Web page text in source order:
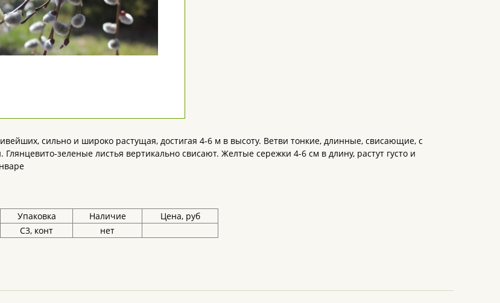
сильно и широко растущая, достигая 4-6 м в высоту. Ветви тонкие, длинные, свисающие, с
зеленые листья вертикально свисают. Желтые сережки 4-6 см в длину, растут густо и
Упаковка Наличие
Цена, руб
С3, конт нет